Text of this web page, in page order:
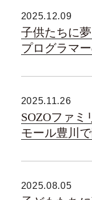
2025.12.09
子供たちに
プログラマ
2025.11.26
SOZOファミ
モール豊川
2025.08.05